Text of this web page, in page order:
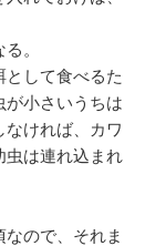
。
して食べるた
が小さいうちは
なければ、カワ
虫は連れ込まれ
ので、それま